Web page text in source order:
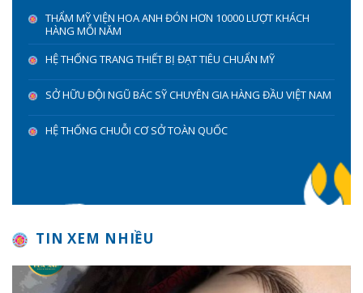
THẨM MỸ VIỆN HOA ANH ĐÓN HƠN 10000 LƯỢT KHÁCH
HÀNG MỖI NĂM
HỆ THỐNG TRANG THIẾT BỊ ĐẠT TIÊU CHUẨN MỸ
SỞ HỮU ĐỘI NGŨ BÁC SỸ CHUYÊN GIA HÀNG ĐẦU VIỆT NAM
HỆ THỐNG CHUỖI CƠ SỞ TOÀN QUỐC
TIN XEM NHIỀU